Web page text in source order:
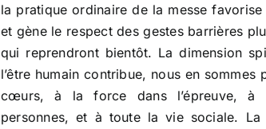
la pratique ordinaire de la messe
et gène le respect des gestes barrières
qui reprendront bientôt. La dimension
l’être humain contribue, nous en sommes
cœurs, à la force dans l’épreuve, à
personnes, et à toute la vie sociale.